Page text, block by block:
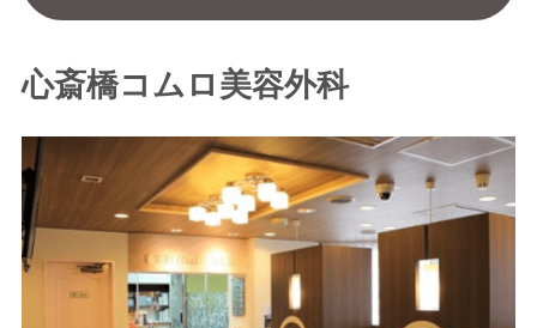
心斎橋コムロ美容外科